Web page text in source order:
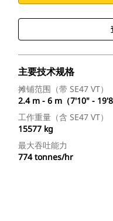
主要技术规格
摊铺范围（带 SE47 VT）
2.4 m - 6 m（7'10" -
工作重量（含 SE47 VT）
15577 kg
最大吞吐能力
774 tonnes/hr